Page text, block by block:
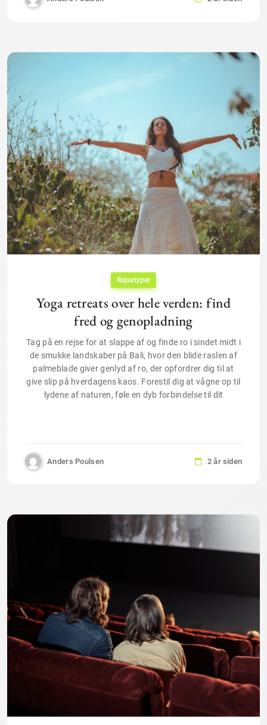
Rejsetyper
Yoga retreats over hele verden: find
fred og genopladning
Tag på en rejse for at slappe af og finde ro i sindet midt i
de smukke landskaber på Bali, hvor den blide raslen af
palmeblade giver genlyd af ro, der opfordrer dig til at
give slip på hverdagens kaos. Forestil dig at vågne op til
lydene af naturen, føle en dyb forbindelse til dit
Anders Poulsen 2 år siden